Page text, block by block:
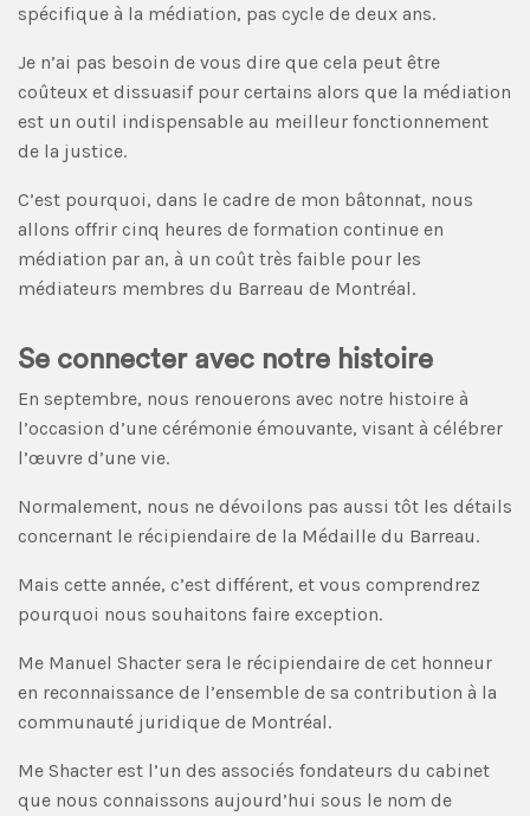
spécifique à la médiation, pas cycle de deux ans.
Je n’ai pas besoin de vous dire que cela peut être
coûteux et dissuasif pour certains alors que la médiation
est un outil indispensable au meilleur fonctionnement
de la justice.
C’est pourquoi, dans le cadre de mon bâtonnat, nous
allons offrir cinq heures de formation continue en
médiation par an, à un coût très faible pour les
médiateurs membres du Barreau de Montréal.
Se connecter avec notre histoire
En septembre, nous renouerons avec notre histoire à
l’occasion d’une cérémonie émouvante, visant à célébrer
l’œuvre d’une vie.
Normalement, nous ne dévoilons pas aussi tôt les détails
concernant le récipiendaire de la Médaille du Barreau.
Mais cette année, c’est différent, et vous comprendrez
pourquoi nous souhaitons faire exception.
Me Manuel Shacter sera le récipiendaire de cet honneur
en reconnaissance de l’ensemble de sa contribution à la
communauté juridique de Montréal.
Me Shacter est l’un des associés fondateurs du cabinet
que nous connaissons aujourd’hui sous le nom de